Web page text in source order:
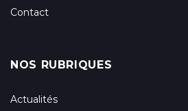
Contact
NOS RUBRIQUES
Actualités